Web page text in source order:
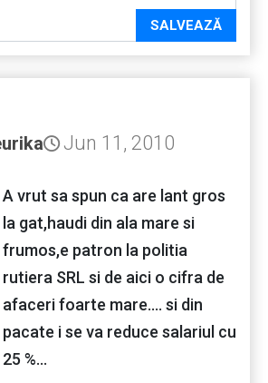
SALVEAZĂ
Jun 11, 2010
A vrut sa spun ca are lant gros
la gat,haudi din ala mare si
frumos,e patron la politia
rutiera SRL si de aici o cifra de
afaceri foarte mare.... si din
pacate i se va reduce salariul cu
25 %...